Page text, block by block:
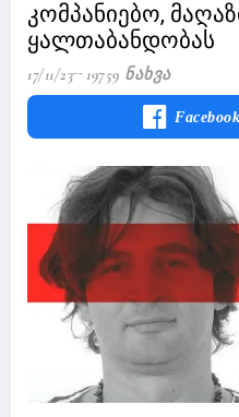
კომპანიებო,
ყალთაბანდობას
17/11/23 19759 Ნახვა